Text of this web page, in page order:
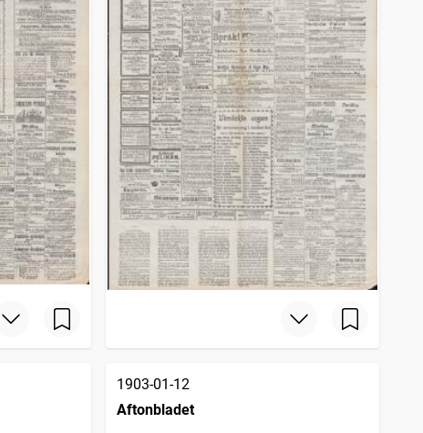
1903-01-12
Aftonbladet